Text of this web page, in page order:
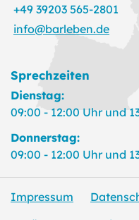
+49 39203 565-2801
info@barleben.de
Sprechzeiten
Dienstag:
09:00 - 12:00 Uhr und
Donnerstag:
09:00 - 12:00 Uhr und
Impressum